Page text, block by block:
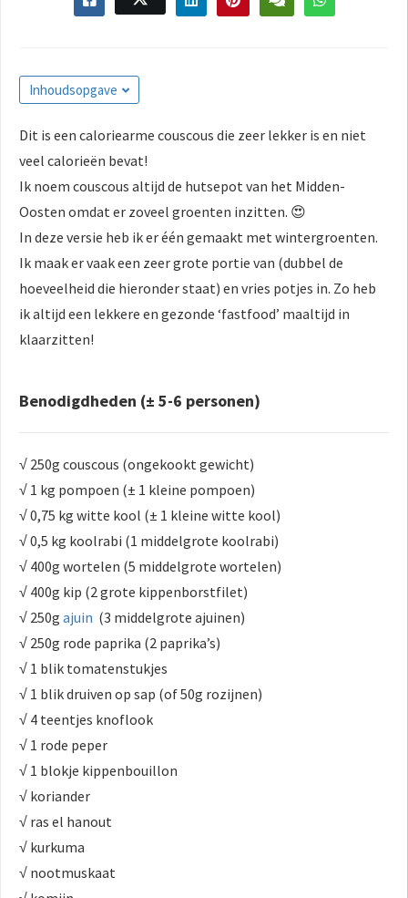
Inhoudsopgave
Dit is een caloriearme couscous die zeer lekker is en niet
veel calorieën bevat!
Ik noem couscous altijd de hutsepot van het Midden-
Oosten omdat er zoveel groenten inzitten. 😍
In deze versie heb ik er één gemaakt met wintergroenten.
Ik maak er vaak een zeer grote portie van (dubbel de
hoeveelheid die hieronder staat) en vries potjes in. Zo heb
ik altijd een lekkere en gezonde ‘fastfood’ maaltijd in
klaarzitten!
Benodigdheden (± 5-6 personen)
√ 250g couscous (ongekookt gewicht)
√ 1 kg pompoen (± 1 kleine pompoen)
√ 0,75 kg witte kool (± 1 kleine witte kool)
√ 0,5 kg koolrabi (1 middelgrote koolrabi)
√ 400g wortelen (5 middelgrote wortelen)
√ 400g kip (2 grote kippenborstfilet)
√ 250g ajuin (3 middelgrote ajuinen)
√ 250g rode paprika (2 paprika’s)
√ 1 blik tomatenstukjes
√ 1 blik druiven op sap (of 50g rozijnen)
√ 4 teentjes knoflook
√ 1 rode peper
√ 1 blokje kippenbouillon
√ koriander
√ ras el hanout
√ kurkuma
√ nootmuskaat
worden
om
te
op
te
website-
van